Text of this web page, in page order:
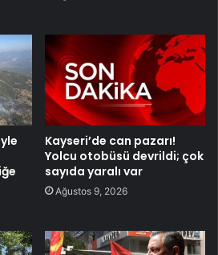
Kayseri’de can pazarı!
Yolcu otobüsü devrildi; çok
sayıda yaralı var
Ağustos 9, 2026